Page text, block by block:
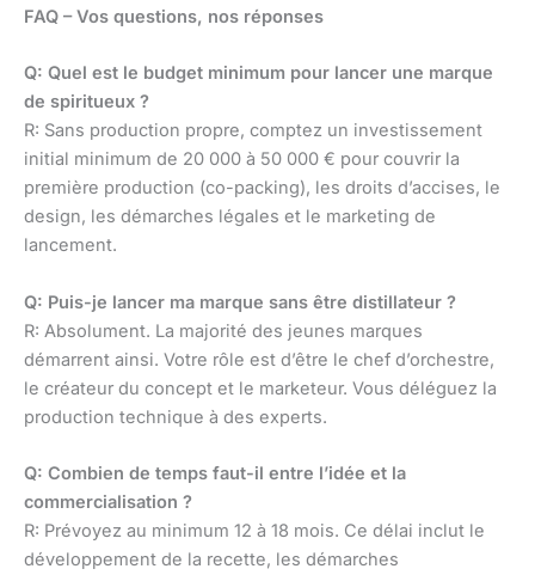
FAQ – Vos questions, nos réponses
Q: Quel est le budget minimum pour lancer une marque
de spiritueux ?
R: Sans production propre, comptez un investissement
initial minimum de 20 000 à 50 000 € pour couvrir la
première production (co-packing), les droits d’accises, le
design, les démarches légales et le marketing de
lancement.
Q: Puis-je lancer ma marque sans être distillateur ?
R: Absolument. La majorité des jeunes marques
démarrent ainsi. Votre rôle est d’être le chef d’orchestre,
le créateur du concept et le marketeur. Vous déléguez la
production technique à des experts.
Q: Combien de temps faut-il entre l’idée et la
commercialisation ?
R: Prévoyez au minimum 12 à 18 mois. Ce délai inclut le
développement de la recette, les démarches